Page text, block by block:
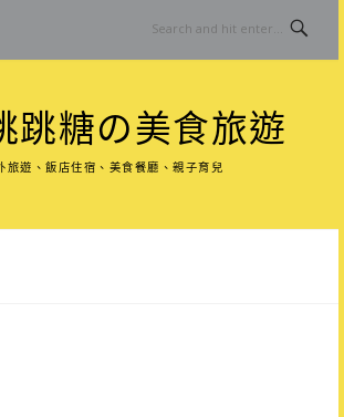
跳糖の美食旅遊
旅遊、飯店住宿、美食餐廳、親子育兒